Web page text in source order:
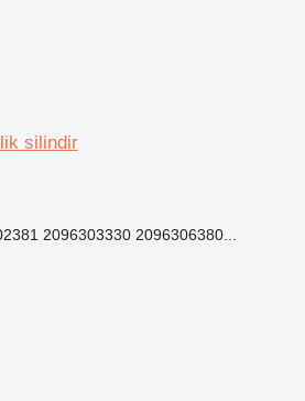
silindir
2096303330 2096306380...